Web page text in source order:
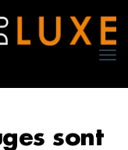
sont